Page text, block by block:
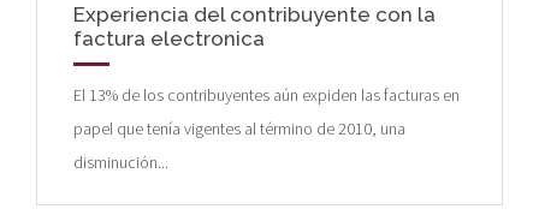
Experiencia del contribuyente con la
factura electronica
El 13% de los contribuyentes aún expiden las facturas en
papel que tenía vigentes al término de 2010, una
disminución...